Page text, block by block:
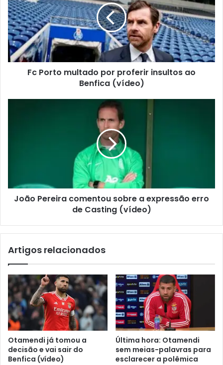
Fc Porto multado por proferir insultos ao
Benfica (vídeo)
João Pereira comentou sobre a expressão erro
de Casting (vídeo)
Artigos relacionados
Otamendi já tomou a
decisão e vai sair do
Benfica (vídeo)
Última hora: Otamendi
sem meias-palavras para
esclarecer a polêmica